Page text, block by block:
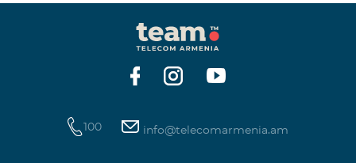
100 info@telecomarmenia.am